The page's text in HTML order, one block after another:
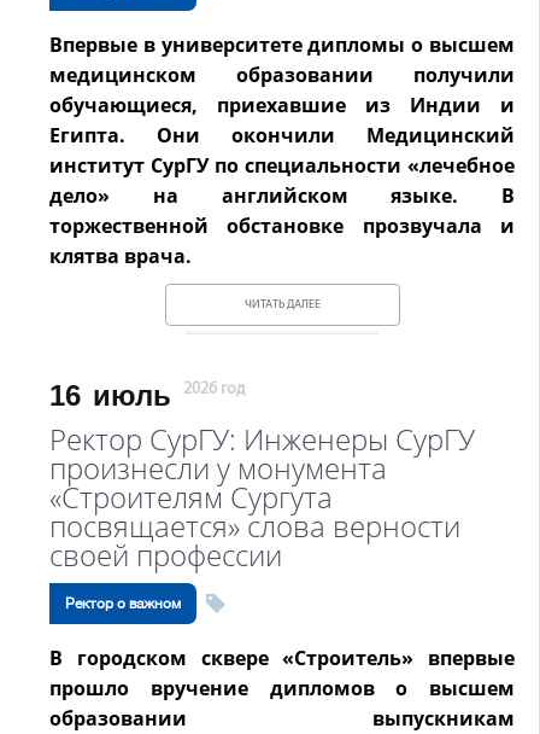
Впервые в университете дипломы о высшем
медицинском образовании получили
обучающиеся, приехавшие из Индии и
Египта. Они окончили Медицинский
институт СурГУ по специальности «лечебное
дело» на английском языке. В
торжественной обстановке прозвучала и
клятва врача.
ЧИТАТЬ ДАЛЕЕ
16 июль 2026 год
Ректор СурГУ: Инженеры СурГУ
произнесли у монумента
«Строителям Сургута
посвящается» слова верности
своей профессии
Ректор о важном
В городском сквере «Строитель» впервые
прошло вручение дипломов о высшем
образовании выпускникам